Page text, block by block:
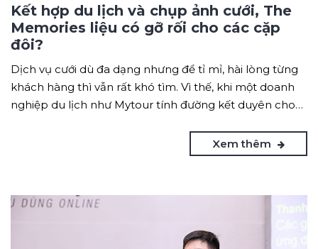
Kết hợp du lịch và chụp ảnh cưới, The
Memories liệu có gỡ rối cho các cặp
đôi?
Dịch vụ cưới dù đa dạng nhưng để tỉ mỉ, hài lòng từng
khách hàng thì vẫn rất khó tìm. Vì thế, khi một doanh
nghiệp du lịch như Mytour tính đường kết duyên cho…
Xem thêm